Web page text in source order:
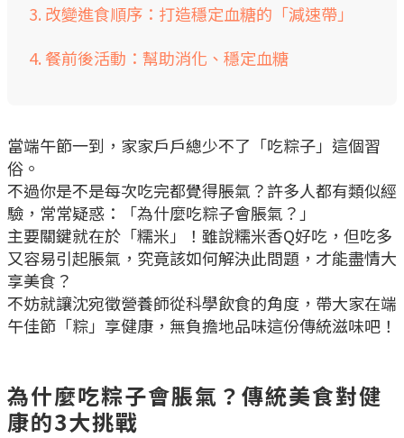
3. 改變進食順序：打造穩定血糖的「減速帶」
4. 餐前後活動：幫助消化、穩定血糖
當端午節一到，家家戶戶總少不了「吃粽子」這個習
俗。
不過你是不是每次吃完都覺得脹氣？許多人都有類似經
驗，常常疑惑：「為什麼吃粽子會脹氣？」
主要關鍵就在於「糯米」！雖說糯米香Q好吃，但吃多
又容易引起脹氣，究竟該如何解決此問題，才能盡情大
享美食？
不妨就讓沈宛徵營養師從科學飲食的角度，帶大家在端
午佳節「粽」享健康，無負擔地品味這份傳統滋味吧！
為什麼吃粽子會脹氣？傳統美食對健
康的3大挑戰